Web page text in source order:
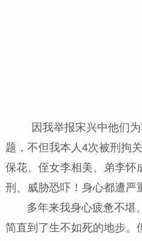
因我举报宋兴中他们为
题，不但我本人4次被刑拘
保花、侄女李相美、弟李怀
刑、威胁恐吓！身心都遭严
多年来我身心疲惫不堪、
简直到了生不如死的地步。